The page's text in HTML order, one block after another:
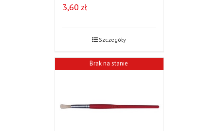
3,60 zł
Szczegóły
Brak na stanie